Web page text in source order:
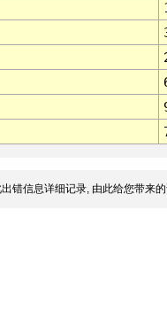
错信息详细记录, 由此给您带来